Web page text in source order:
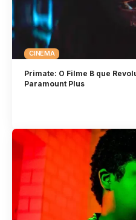
CINEMA
Primate: O Filme B que
Paramount Plus